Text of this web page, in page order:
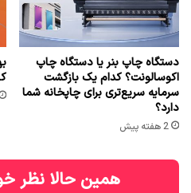
دستگاه چاپ بنر یا دستگاه چاپ
اکوسالونت؟ کدام یک بازگشت
سرمایه سریع‌تری برای چاپخانه شما
دارد؟
2 هفته پیش
همین حالا نظر